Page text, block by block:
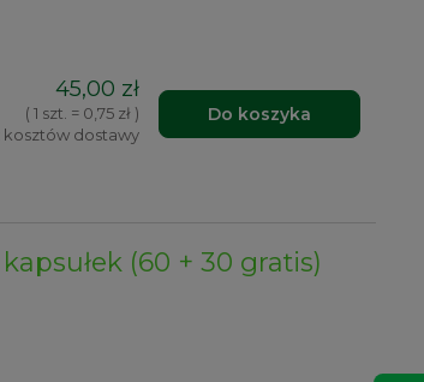
45,00 zł
( 1 szt. = 0,75 zł )
kosztów dostawy
Do koszyka
(60 + 30 gratis)